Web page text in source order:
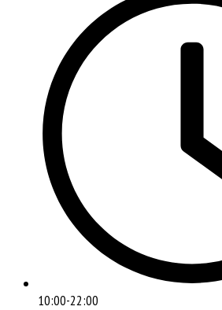
10:00-22:00